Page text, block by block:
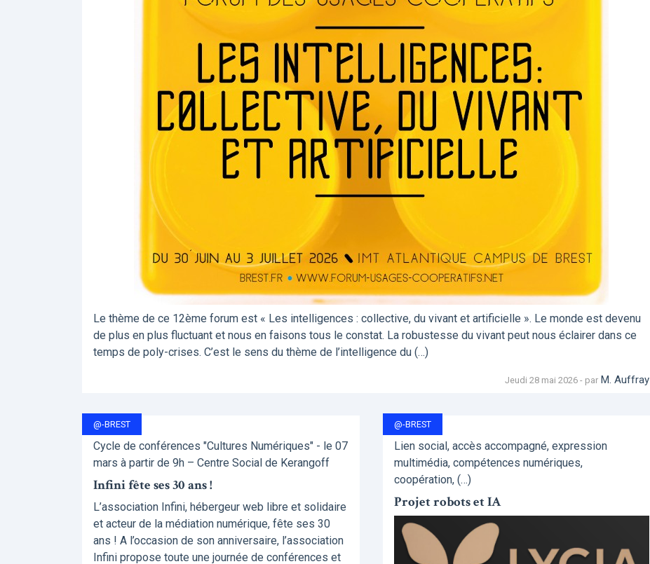
Le thème de ce 12ème forum est « Les intelligences : collective, du vivant et artificielle ». Le monde est devenu
de plus en plus fluctuant et nous en faisons tous le constat. La robustesse du vivant peut nous éclairer dans ce
temps de poly-crises. C’est le sens du thème de l’intelligence du (…)
Jeudi 28 mai 2026 - par M. Auffray
@-BREST
Cycle de conférences "Cultures Numériques" - le 07
mars à partir de 9h – Centre Social de Kerangoff
Infini fête ses 30 ans !
L’association Infini, hébergeur web libre et solidaire
et acteur de la médiation numérique, fête ses 30
ans ! A l’occasion de son anniversaire, l’association
Infini propose toute une journée de conférences et
@-BREST
Lien social, accès accompagné, expression
multimédia, compétences numériques,
coopération, (…)
Projet robots et IA